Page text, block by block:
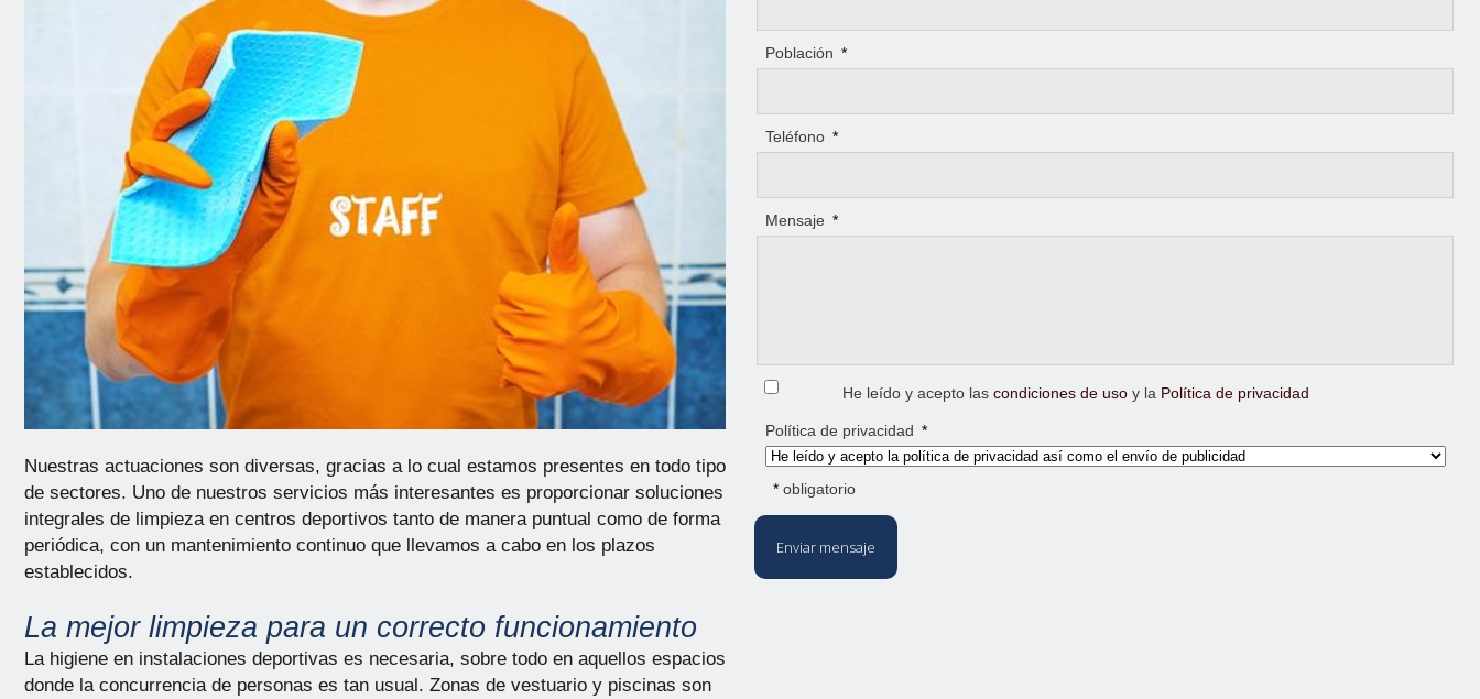
Nuestras actuaciones son diversas, gracias a lo cual estamos presentes en todo tipo
de sectores. Uno de nuestros servicios más interesantes es proporcionar soluciones
integrales de limpieza en centros deportivos tanto de manera puntual como de forma
periódica, con un mantenimiento continuo que llevamos a cabo en los plazos
establecidos.
La mejor limpieza para un correcto funcionamiento
La higiene en instalaciones deportivas es necesaria, sobre todo en aquellos espacios
donde la concurrencia de personas es tan usual. Zonas de vestuario y piscinas son
Población *
Teléfono *
Mensaje *
He leído y acepto lascondiciones de uso y la Política de privacidad
Política de privacidad *
* obligatorio
Enviar mensaje